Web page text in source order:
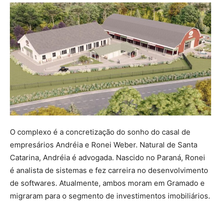
O complexo é a concretização do sonho do casal de
empresários Andréia e Ronei Weber. Natural de Santa
Catarina, Andréia é advogada. Nascido no Paraná, Ronei
é analista de sistemas e fez carreira no desenvolvimento
de softwares. Atualmente, ambos moram em Gramado e
migraram para o segmento de investimentos imobiliários.